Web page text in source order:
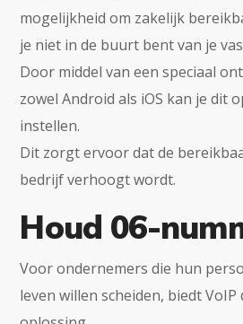
mogelijkheid om zakelijk
je niet in de buurt bent van je
Door middel van een speciaal
zowel Android als iOS kan je dit
instellen.
Dit zorgt ervoor dat de
bedrijf verhoogt wordt.
Houd 06-
Voor ondernemers die hun
leven willen scheiden, biedt VoIP